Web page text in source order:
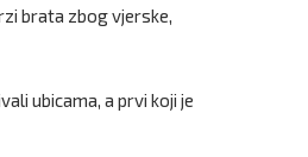
brata zbog vjerske,
ubicama, a prvi koji je